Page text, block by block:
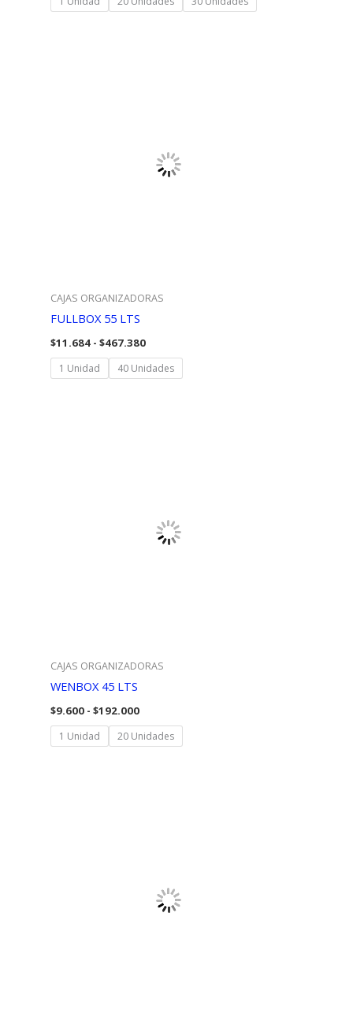
desde
CAJAS ORGANIZADORAS
FULLBOX 55 LTS
$11.684 - $467.380Rango
precios:
desde
1 Unidad 40 Unidades
CAJAS ORGANIZADORAS
WENBOX 45 LTS
$9.600 - $192.000Rango
precios:
desde
1 Unidad 20 Unidades